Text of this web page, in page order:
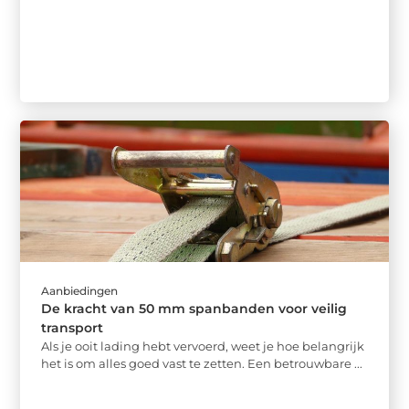
Aanbiedingen
De kracht van 50 mm spanbanden voor veilig
transport
Als je ooit lading hebt vervoerd, weet je hoe belangrijk
het is om alles goed vast te zetten. Een betrouwbare ...